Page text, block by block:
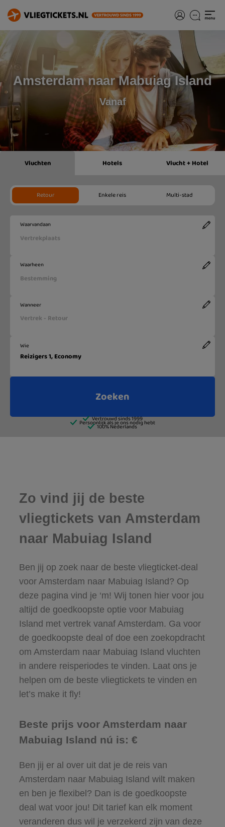
Amsterdam naar Mabuiag Island
Vanaf
Zo vind jij de beste
vliegtickets van Amsterdam
naar Mabuiag Island
Ben jij op zoek naar de beste vliegticket-deal
voor Amsterdam naar Mabuiag Island? Op
deze pagina vind je ‘m! Wij tonen hier voor jou
altijd de goedkoopste optie voor Mabuiag
Island met vertrek vanaf Amsterdam. Ga voor
de goedkoopste deal of doe een zoekopdracht
om Amsterdam naar Mabuiag Island vluchten
in andere reisperiodes te vinden. Laat ons je
helpen om de beste vliegtickets te vinden en
let’s make it fly!
Beste prijs voor Amsterdam naar
Mabuiag Island nú is: €
Ben jij er al over uit dat je de reis van
Amsterdam naar Mabuiag Island wilt maken
en ben je flexibel? Dan is de goedkoopste
deal wat voor jou! Dit tarief kan elk moment
veranderen dus wil je verzekerd zijn van deze